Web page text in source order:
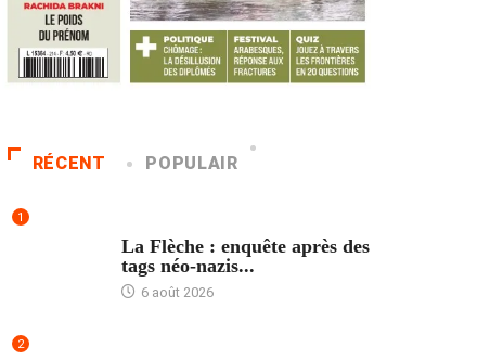
RÉCENT POPULAIR
1
La Flèche : enquête après des
tags néo-nazis...
6 août 2026
2